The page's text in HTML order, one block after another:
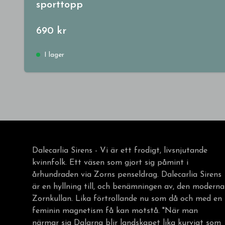
sporttopp
690 kr
I lager
Dalecarlia Sirens - Vi är ett frodigt, livsnjutande
kvinnfolk. Ett väsen som gjort sig påmint i
århundraden via Zorns penseldrag. Dalecarlia Sirens
är en hyllning till, och benämningen av, den moderna
Zornkullan. Lika förtrollande nu som då och med en
feminin magnetism få kan motstå. "När man
närmar sig Dalarna blir landskapet lika kurvigt som